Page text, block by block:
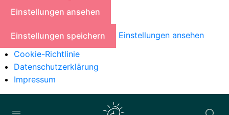
Einstellungen ansehen
Einstellungen speichern
Einstellungen ansehen
Cookie-Richtlinie
Datenschutzerklärung
Impressum